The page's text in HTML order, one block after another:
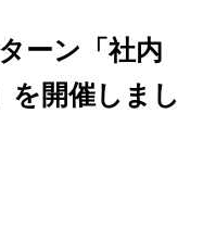
ーン「社内
を開催しまし